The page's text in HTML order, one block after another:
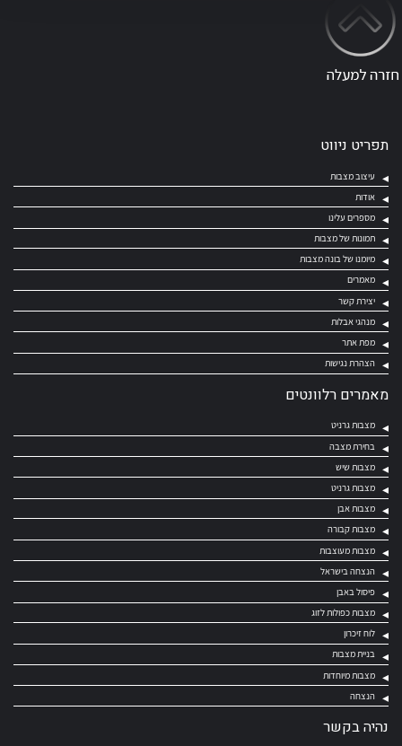
תפריט ניווט
עיצוב מצבות
אודות
מספרים עלינו
תמונות של מצבות
מיומנו של בונה מצבות
מאמרים
יצירת קשר
מנהגי אבלות
מפת אתר
הצהרת נגישות
מאמרים רלוונטים
מצבות גרניט
בחירת מצבה
מצבות שיש
מצבות גרניט
מצבות אבן
מצבות קבורה
מצבות מעוצבות
הנצחה בישראל
פיסול באבן
מצבות כפולות לזוג
לוח זיכרון
בניית מצבות
מצבות מיוחדות
הנצחה
נהיה בקשר